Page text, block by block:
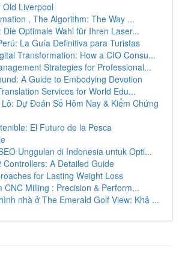
Old Liverpool
, The Algorithm: The Way ...
Die Optimale Wahl für Ihren Laser...
La Guía Definitiva para Turistas
Transformation: How a CIO Consu...
Strategies for Professional...
A Guide to Embodying Devotion
Services for World Edu...
Dự Đoán Số Hôm Nay & Kiểm Chứng
El Futuro de la Pesca
Unggulan di Indonesia untuk Opti...
Controllers: A Detailed Guide
for Lasting Weight Loss
CNC Milling : Precision & Perform...
nhà ở The Emerald Golf View: Khả ...